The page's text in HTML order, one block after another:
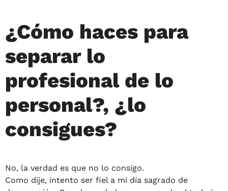
¿Cómo haces para
separar lo
profesional de lo
personal?, ¿lo
consigues?
No, la verdad es que no lo consigo.
Como dije, intento ser fiel a mi día sagrado de